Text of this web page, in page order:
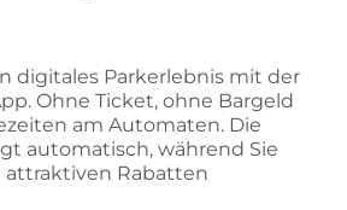
digitales Parkerlebnis mit der
Ohne Ticket, ohne Bargeld
am Automaten. Die
automatisch, während Sie
Rabatten